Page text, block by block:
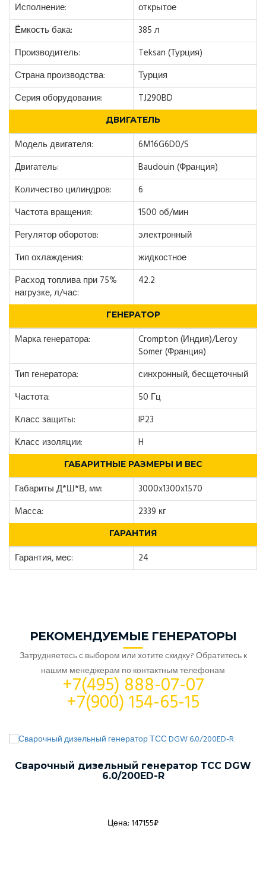
Исполнение:
открытое
Ёмкость бака:
385 л
Производитель:
Teksan (Турция)
Страна производства:
Турция
Серия оборудования:
TJ290BD
ДВИГАТЕЛЬ
Модель двигателя:
6M16G6D0/S
Двигатель:
Baudouin (Франция)
Количество цилиндров:
6
Частота вращения:
1500 об/мин
Регулятор оборотов:
электронный
Тип охлаждения:
жидкостное
Расход топлива при 75%
нагрузке, л/час:
42.2
ГЕНЕРАТОР
Марка генератора:
Crompton (Индия)/Leroy
Somer (Франция)
Тип генератора:
синхронный, бесщеточный
Частота:
50 Гц
Класс защиты:
IP23
Класс изоляции:
H
ГАБАРИТНЫЕ РАЗМЕРЫ И ВЕС
Габариты Д*Ш*В, мм:
3000x1300x1570
Масса:
2339 кг
ГАРАНТИЯ
Гарантия, мес: 24
РЕКОМЕНДУЕМЫЕ ГЕНЕРАТОРЫ
Затрудняетесь с выбором или хотите скидку? Обратитесь к
нашим менеджерам по контактным телефонам
+7(495) 888-07-07
+7(900) 154-65-15
Сварочный дизельный генератор ТСС DGW
6.0/200ED-R
Цена: 147155₽